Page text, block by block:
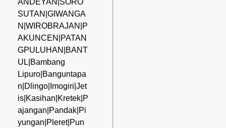
SUTAN|GIWANGA
N|WIROBRAJAN|P
AKUNCEN|PATAN
GPULUHAN|BANT
UL|Bambang
Lipuro|Banguntapa
n|Dlingo|Imogiri|Jet
is|Kasihan|Kretek|P
ajangan|Pandak|Pi
yungan|Pleret|Pun